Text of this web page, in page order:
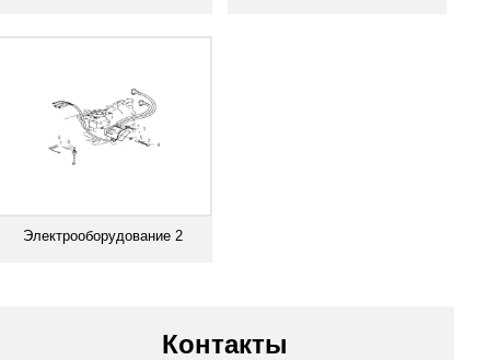
Электрооборудование 2
Контакты